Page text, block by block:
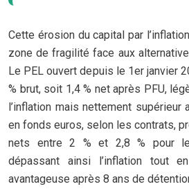
Cette érosion du capital par
zone de fragilité face aux
Le PEL ouvert depuis le 1er janvier
% brut, soit 1,4 % net après PFU,
l’inflation mais nettement supérieur
en fonds euros, selon les contrats,
nets entre 2 % et 2,8 % pour
dépassant ainsi l’inflation tout
avantageuse après 8 ans de